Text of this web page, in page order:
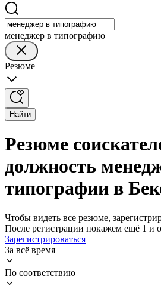
менеджер в типографию
Резюме
Найти
Резюме
должность
типографии в
Чтобы видеть все резюме,
После регистрации покажем ещё 1 и
Зарегистрироваться
За всё время
По соответствию